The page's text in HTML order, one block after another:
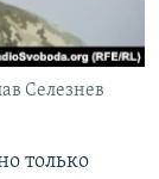
Селезнев
только